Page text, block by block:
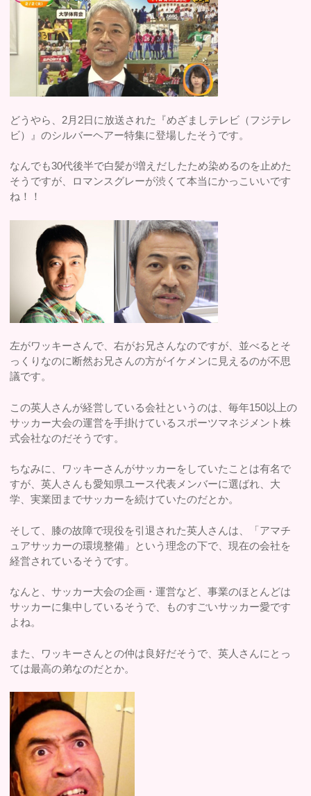
どうやら、2月2日に放送された『めざましテレビ（フジテレ
ビ）』のシルバーヘアー特集に登場したそうです。
なんでも30代後半で白髪が増えだしたため染めるのを止めた
そうですが、ロマンスグレーが渋くて本当にかっこいいです
ね！！
左がワッキーさんで、右がお兄さんなのですが、並べるとそ
っくりなのに断然お兄さんの方がイケメンに見えるのが不思
議です。
この英人さんが経営している会社というのは、毎年150以上の
サッカー大会の運営を手掛けているスポーツマネジメント株
式会社なのだそうです。
ちなみに、ワッキーさんがサッカーをしていたことは有名で
すが、英人さんも愛知県ユース代表メンバーに選ばれ、大
学、実業団までサッカーを続けていたのだとか。
そして、膝の故障で現役を引退された英人さんは、「アマチ
ュアサッカーの環境整備」という理念の下で、現在の会社を
経営されているそうです。
なんと、サッカー大会の企画・運営など、事業のほとんどは
サッカーに集中しているそうで、ものすごいサッカー愛です
よね。
また、ワッキーさんとの仲は良好だそうで、英人さんにとっ
ては最高の弟なのだとか。